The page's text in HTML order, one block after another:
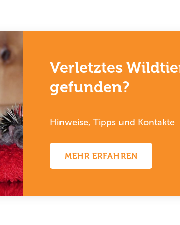
Verletztes
gefunden?
Hinweise, Tipps und Kontakte
MEHR ERFAHREN